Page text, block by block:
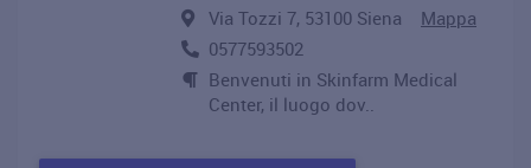
Via Tozzi 7, 53100 Siena Mappa
0577593502
Benvenuti in Skinfarm Medical
Center, il luogo dov..